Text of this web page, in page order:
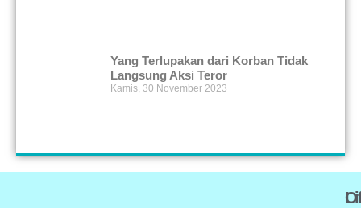
Yang Terlupakan dari Korban Tidak
Langsung Aksi Teror
Kamis, 30 November 2023